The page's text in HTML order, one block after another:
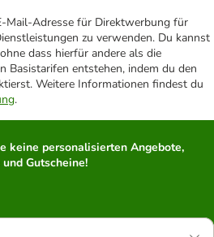
Mail-Adresse für Direktwerbung für
zu verwenden. Du kannst
dass hierfür andere als die
Basistarifen entstehen, indem du den
Weitere Informationen findest du
.
keine personalisierten Angebote,
Gutscheine!